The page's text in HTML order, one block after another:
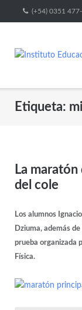
(+54) 0351
Etiqueta:
La
del cole
Los alumnos
Dziuma, además
prueba organizada
Física.